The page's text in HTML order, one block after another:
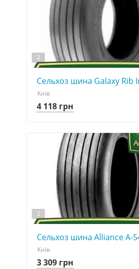
2
Сельхоз шина Galaxy Rib
Київ
4 118 грн
2
Сельхоз шина Alliance A-
Київ
3 309 грн